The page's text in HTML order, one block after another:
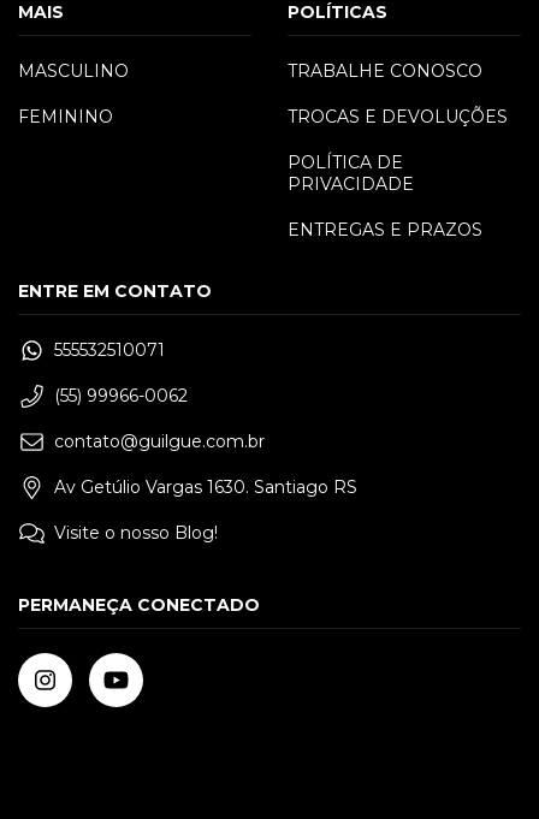
MAIS
MASCULINO
FEMININO
POLÍTICAS
TRABALHE CONOSCO
TROCAS E DEVOLUÇÕES
POLÍTICA DE
PRIVACIDADE
ENTREGAS E PRAZOS
ENTRE EM CONTATO
555532510071
(55) 99966-0062
contato@guilgue.com.br
Av Getúlio Vargas 1630. Santiago RS
Visite o nosso Blog!
PERMANEÇA CONECTADO